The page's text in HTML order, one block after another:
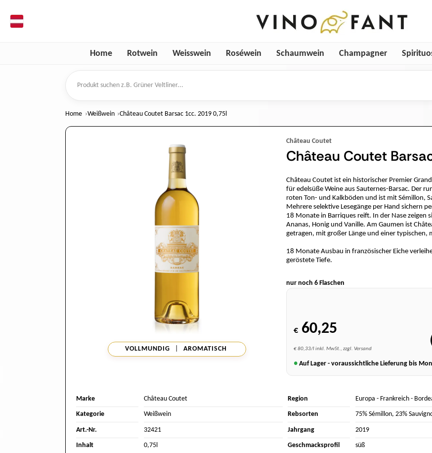
Home Rotwein Weisswein Roséwein Schaumwein Champagner
Produkt suchen
Home Weißwein Château Coutet Barsac 1cc. 2019 0,75l
VOLLMUNDIG AROMATISCH
Château Coutet
Château Coutet
Château Coutet ist ein historischer Premier
für edelsüße Weine aus Sauternes-Barsac. Der
roten Ton- und Kalkböden und ist mit Sémillon,
Mehrere selektive Lesegänge per Hand sichern
18 Monate in Barriques reift. In der Nase zeigen
Ananas, Honig und Vanille. Am Gaumen ist
getragen, mit großer Länge und einer typischen,
18 Monate Ausbau in französischer Eiche
geröstete Tiefe.
nur noch 6 Flaschen
€60,25
€ 80,33/l inkl. MwSt., zzgl. Versand
●Auf Lager - voraussichtliche Lieferung bis
Marke Château Coutet Region Europa - Frankreich-
Kategorie Weißwein Rebsorten 75% Sémillon, 23%
Art.-Nr. 32421 Jahrgang 2019
Inhalt 0,75l Geschmacksprofil süß